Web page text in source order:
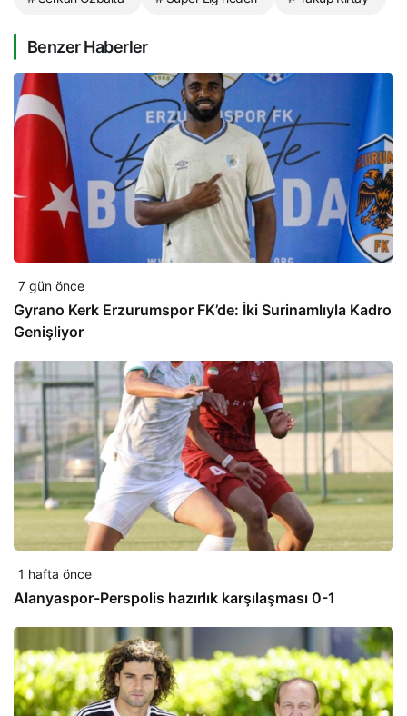
Benzer Haberler
7 gün önce
Gyrano Kerk Erzurumspor FK’de: İki Surinamlıyla Kadro
Genişliyor
1 hafta önce
Alanyaspor-Perspolis hazırlık karşılaşması 0-1